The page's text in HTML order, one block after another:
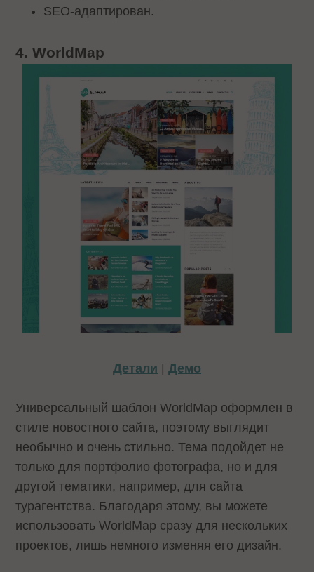
SEO-адаптирован.
4. WorldMap
Детали | Демо
Универсальный шаблон WorldMap оформлен в
стиле новостного сайта, поэтому выглядит
необычно и очень стильно. Тема подойдет не
только для портфолио фотографа, но и для
другой тематики, например, для сайта
турагентства. Благодаря этому, вы можете
использовать WorldMap сразу для нескольких
проектов, лишь немного изменяя его дизайн.